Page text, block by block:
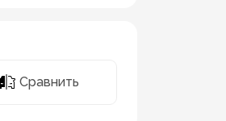
Сравнить